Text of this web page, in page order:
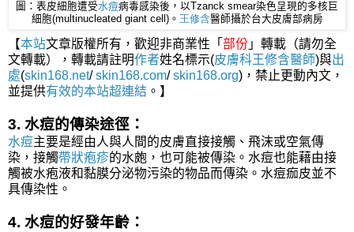
圖：表皮細胞遭受水痘病毒感染後，以Tzanck smear染色呈現的多核巨
細胞(multinucleated giant cell)。 王修含醫師攝於台大皮膚部病房
【本站文章版權所有，歡迎非商業性「 部份 」轉載（請勿全
文轉載），轉載請註明作者姓名標示(皮膚科王修含醫師)與出
處(skin168.net/skin168.com/skin168.org)，禁止更動內文，
並提供有效的本站超連結 。】
3. 水痘的傳染途徑：
水痘主要是經由人與人間的皮膚直接接觸、飛沫或空氣傳
染，接觸帶狀疱疹的水皰，也可能被傳染。水痘也能藉由接
觸被水疱液和黏膜分泌物污染的物品而傳染。水痘痂皮並不
具傳染性。
4. 水痘的好發年齡：